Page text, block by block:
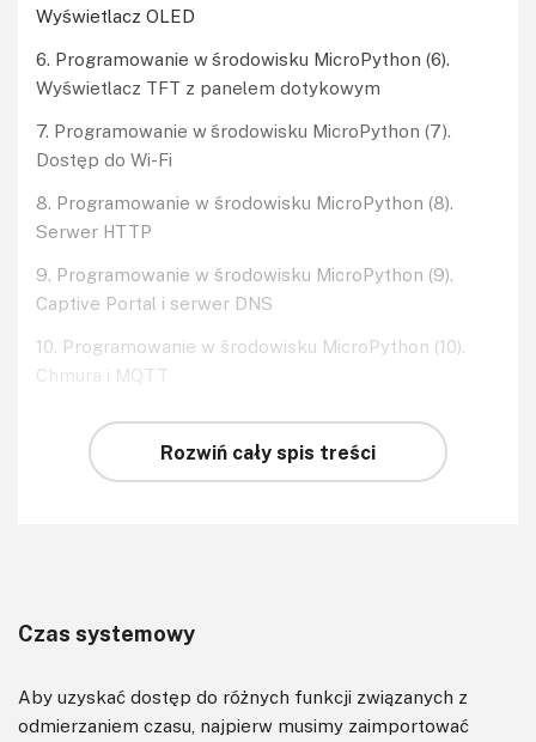
Wyświetlacz OLED
6. Programowanie w środowisku MicroPython (6).
Wyświetlacz TFT z panelem dotykowym
7. Programowanie w środowisku MicroPython (7).
Dostęp do Wi-Fi
8. Programowanie w środowisku MicroPython (8).
Serwer HTTP
9. Programowanie w środowisku MicroPython (9).
Captive Portal i serwer DNS
10. Programowanie w środowisku MicroPython (10).
Chmura i MQTT
Rozwiń cały spis treści
Czas systemowy
Aby uzyskać dostęp do różnych funkcji związanych z
odmierzaniem czasu, najpierw musimy zaimportować